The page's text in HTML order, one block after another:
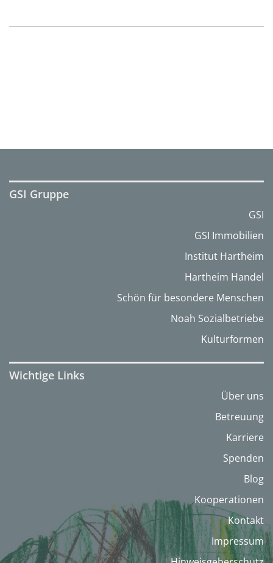
GSI Gruppe
GSI
GSI Immobilien
Institut Hartheim
Hartheim Handel
Schön für besondere Menschen
Noah Sozialbetriebe
Kulturformen
Wichtige Links
Über uns
Betreuung
Karriere
Spenden
Blog
Kooperationen
Kontakt
Impressum